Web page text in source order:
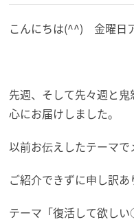
こんにちは(^^) 金曜日
先週、そして先々週と
心にお届けしました。
以前お伝えしたテーマで
ご紹介できずに申し訳
テーマ「復活して欲し